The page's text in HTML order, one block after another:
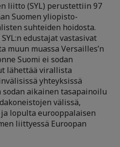
liitto (SYL) perustettiin 97
Suomen yliopisto-
suhteiden hoidosta.
edustajat vastasivat
muun muassa Versailles’n
Suomi ei sodan
lähettää virallista
yhteyksissä
aikainen tasapainoilu
välissä,
lopulta eurooppalaisen
liittyessä Euroopan